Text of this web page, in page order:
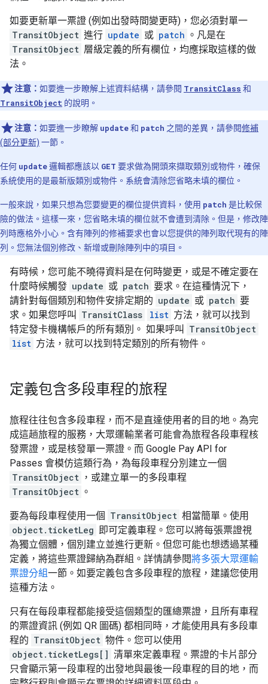
如要更新單一票證 (例如出發時間變更時)，您必須對單一
TransitObject 進行 update 或 patch 。凡是在
TransitObject 層級定義的所有欄位，均應採取這樣的做
法。
注意： 如要進一步瞭解上述資料結構，請參閱 TransitClass 和
TransitObject 的說明。
注意： 如要進一步瞭解 update和 patch 之間的差異，請參閱修補
(部分更新) 一節。
任何 update邏輯都應該以 GET 要求做為開頭來擷取類別或物件，確保
系統使用的是最新版類別或物件。系統會清除您省略未填的欄位。
一般來說，如果只想為您要變更的欄位提供資料，使用 patch 是比較保
險的做法。這樣一來，您省略未填的欄位就不會遭到清除。但是，修改陣
列時應格外小心。含有陣列的修補要求也會以您提供的陣列取代現有的陣
列。您無法個別修改、新增或刪除陣列中的項目。
有時候，您可能不曉得資料是在何時變更，或是不確定要在
什麼時候觸發 update 或 patch 要求。在這種情況下，
請針對每個類別和物件安排定期的 update 或 patch 要
求。如果您呼叫
TransitClass list 方法，就可以找到
特定發卡機構帳戶的所有類別。 如果呼叫
TransitObject
list 方法，就可以找到特定類別的所有物件。
定義包含多段車程的旅程
旅程往往包含多段車程，而不是直達使用者的目的地。為完
成這趟旅程的服務，大眾運輸業者可能會為旅程各段車程核
發票證，或是核發單一票證。而 Google Pay API for
Passes 會模仿這類行為，為每段車程分別建立一個
TransitObject ，或建立單一的多段車程
TransitObject 。
要為每段車程使用一個 TransitObject 相當簡單。使用
object.ticketLeg 即可定義車程。您可以將每張票證視
為獨立個體，個別建立並進行更新。但您可能也想透過某種
定義，將這些票證歸納為群組。詳情請參閱將多張大眾運輸
票證分組一節。如要定義包含多段車程的旅程，建議您使用
這種方法。
只有在每段車程都能接受這個類型的匯總票證，且所有車程
的票證資訊 (例如 QR 圖碼) 都相同時，才能使用具有多段車
程的 TransitObject 物件。您可以使用
object.ticketLegs[] 清單來定義車程。票證的卡片部分
只會顯示第一段車程的出發地與最後一段車程的目的地，而